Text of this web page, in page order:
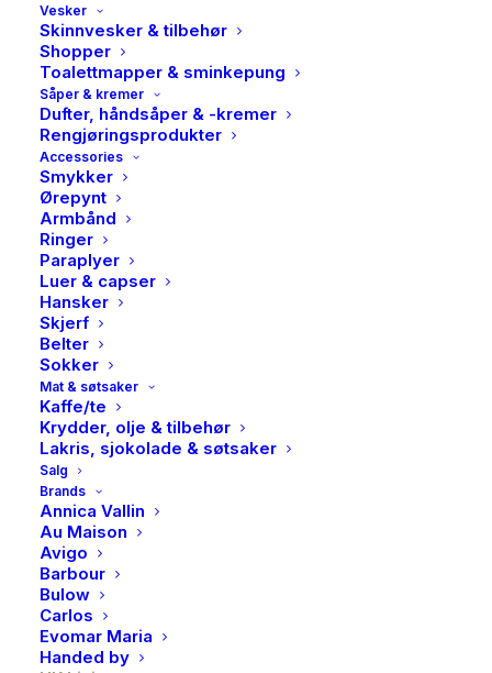
Vesker
Skinnvesker & tilbehør
Shopper
Toalettmapper & sminkepung
Såper & kremer
Dufter, håndsåper & -kremer
Rengjøringsprodukter
Accessories
Smykker
Ørepynt
Armbånd
Ringer
Paraplyer
Luer & capser
Hansker
Skjerf
Belter
Sokker
Mat & søtsaker
Kaffe/te
Krydder, olje & tilbehør
Lakris, sjokolade & søtsaker
Salg
Brands
Annica Vallin
Au Maison
Avigo
Barbour
Bulow
Carlos
Evomar Maria
Handed by
HK Living, Dinner plate,
Palms
359,00
70-tallskeramikken kan være inspirert av det
spennende 70-tallet – denne gangen har finishen en
naturlig base og minner om rå kystlinjer. Kolleksjonen
kombinerer ikoniske former med friske tillegg, og vil
appellere til de som setter pris på rå enkelhet.
27,5 cm